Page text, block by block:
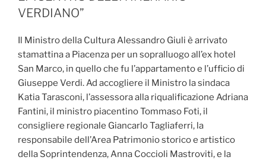
VERDIANO”
Il Ministro della Cultura Alessandro Giuli è arrivato
stamattina a Piacenza per un sopralluogo all’ex hotel
San Marco, in quello che fu l’appartamento e l’ufficio di
Giuseppe Verdi. Ad accogliere il Ministro la sindaca
Katia Tarasconi, l’assessora alla riqualificazione Adriana
Fantini, il ministro piacentino Tommaso Foti, il
consigliere regionale Giancarlo Tagliaferri, la
responsabile dell’Area Patrimonio storico e artistico
della Soprintendenza, Anna Coccioli Mastroviti, e la